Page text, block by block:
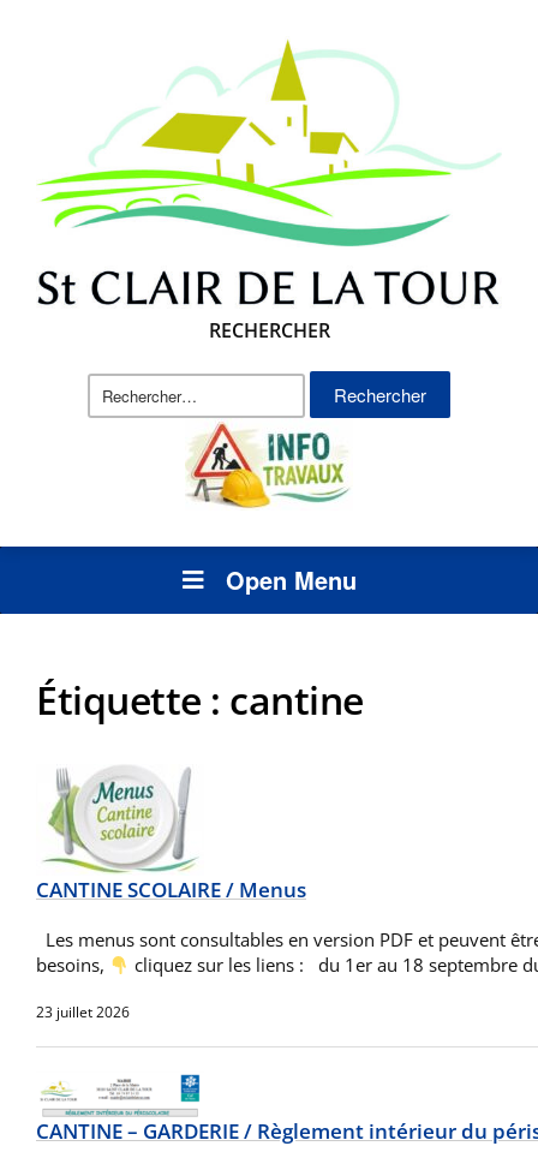
RECHERCHER
Rechercher :
Open Menu
Étiquette : cantine
CANTINE SCOLAIRE / Menus
Les menus sont consultables en version PDF et peuvent
besoins,
cliquez sur les liens : du 1er au 18 septembre
23 juillet 2026
CANTINE – GARDERIE / Règlement intérieur du